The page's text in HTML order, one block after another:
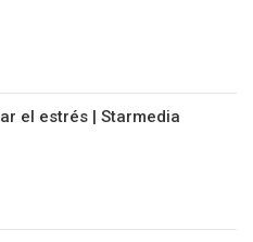
el estrés | Starmedia